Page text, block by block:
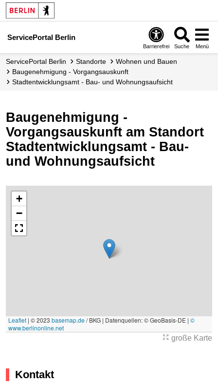
ServicePortal Berlin
Barrierefrei Suche Menü
ServicePortal Berlin Standorte
Wohnen und Bauen
Baugenehmigung - Vorgangsauskunft
Stadtentwicklungsamt - Bau- und Wohnungsaufsicht
Baugenehmigung -
Vorgangsauskunft am Standort
Stadtentwicklungsamt - Bau-
und Wohnungsaufsicht
+
−
Leaflet | © 2023 basemap.de/ BKG | Datenquellen: © GeoBasis-DE | ©
www.berlinonline.net
große Karte
Kontakt